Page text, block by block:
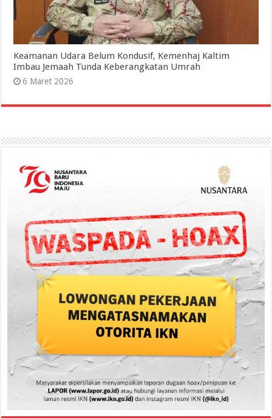
Keamanan Udara Belum Kondusif, Kemenhaj Kaltim
Imbau Jemaah Tunda Keberangkatan Umrah
6 Maret 2026